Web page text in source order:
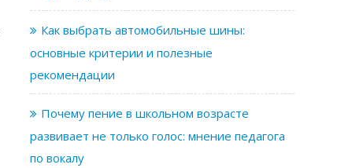
Как выбрать автомобильные шины:
основные критерии и полезные
рекомендации
Почему пение в школьном возрасте
развивает не только голос: мнение педагога
по вокалу